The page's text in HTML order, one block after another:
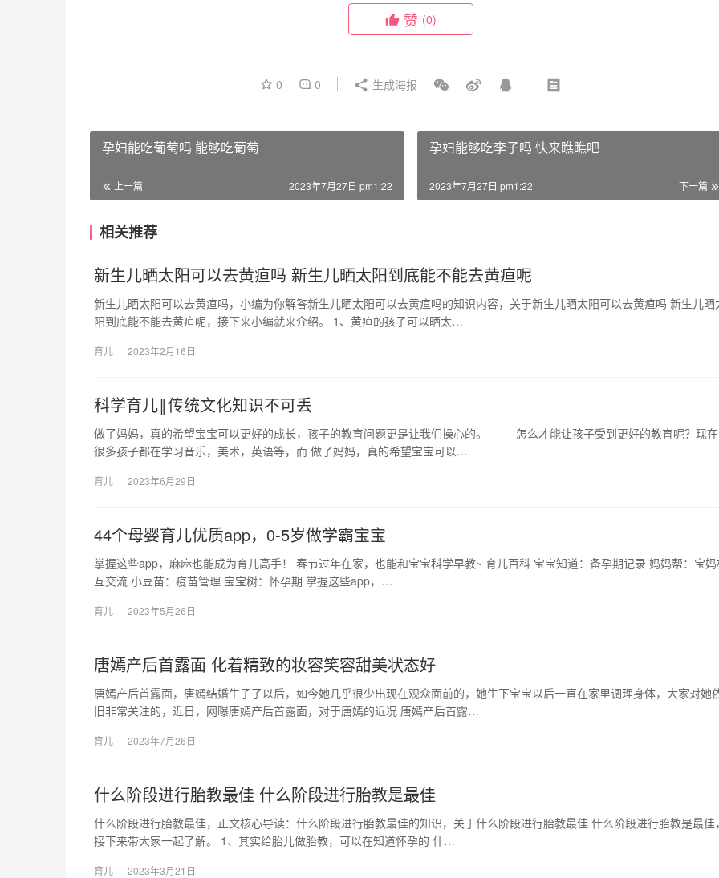
赞 (0)
0 0 生成海报
孕妇能吃葡萄吗 能够吃葡萄
上一篇 2023年7月27日 pm1:22
孕妇能够吃李子吗 快来瞧瞧吧
下一篇
2023年7月27日 pm1:22
相关推荐
新生儿晒太阳可以去黄疸吗 新生儿晒太阳到底能不能去黄疸呢
新生儿晒太阳可以去黄疸吗，小编为你解答新生儿晒太阳可以去黄疸吗的知识内容，关于新生儿晒太阳可以去黄疸吗 新生儿晒
阳到底能不能去黄疸呢，接下来小编就来介绍。 1、黄疸的孩子可以晒太…
育儿 2023年2月16日
科学育儿‖传统文化知识不可丢
做了妈妈，真的希望宝宝可以更好的成长，孩子的教育问题更是让我们操心的。 —— 怎么才能让孩子受到更好的教育呢？现在
很多孩子都在学习音乐，美术，英语等，而 做了妈妈，真的希望宝宝可以…
育儿 2023年6月29日
44个母婴育儿优质app，0-5岁做学霸宝宝
掌握这些app，麻麻也能成为育儿高手！ 春节过年在家，也能和宝宝科学早教~ 育儿百科 宝宝知道：备孕期记录 妈妈帮：宝
互交流 小豆苗：疫苗管理 宝宝树：怀孕期 掌握这些app，…
育儿 2023年5月26日
唐嫣产后首露面 化着精致的妆容笑容甜美状态好
唐嫣产后首露面，唐嫣结婚生子了以后，如今她几乎很少出现在观众面前的，她生下宝宝以后一直在家里调理身体，大家对她
旧非常关注的，近日，网曝唐嫣产后首露面，对于唐嫣的近况 唐嫣产后首露…
育儿 2023年7月26日
什么阶段进行胎教最佳 什么阶段进行胎教是最佳
什么阶段进行胎教最佳，正文核心导读：什么阶段进行胎教最佳的知识，关于什么阶段进行胎教最佳 什么阶段进行胎教是最佳
接下来带大家一起了解。 1、其实给胎儿做胎教，可以在知道怀孕的 什…
育儿 2023年3月21日